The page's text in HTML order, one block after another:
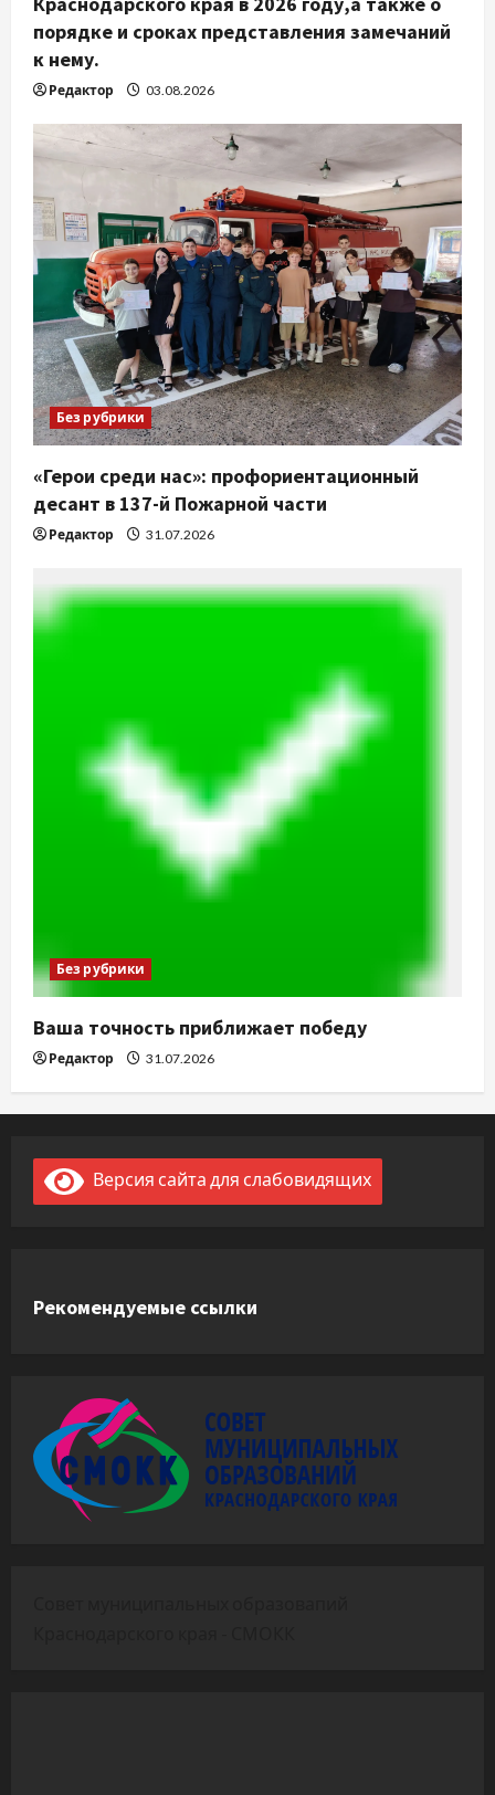
порядке и сроках представления замечаний
к нему.
Редактор 03.08.2026
Без рубрики
«Герои среди нас»: профориентационный
десант в 137-й Пожарной части
Редактор 31.07.2026
Без рубрики
Ваша точность приближает победу
Редактор 31.07.2026
Версия сайта для слабовидящих
Рекомендуемые ссылки